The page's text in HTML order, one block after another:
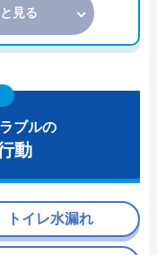
見る
ブルの
動
トイレ水漏れ